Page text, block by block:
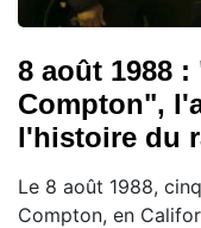
8 août 1988
Compton",
l'histoire du
Le 8 août 1988,
Compton, en